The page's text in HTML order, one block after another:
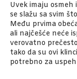
Uvek imaju osmeh
se slažu sa svim
Među prvima
ali najčešće neće
verovatno
tako da su ovi
potrebno za